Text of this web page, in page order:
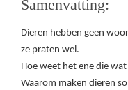
Samenvatting:
Dieren hebben geen
ze praten wel.
Hoe weet het ene die
Waarom maken dieren